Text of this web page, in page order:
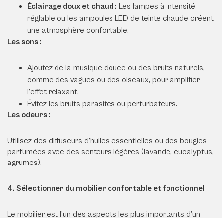
Éclairage doux et chaud : Les lampes à intensité
réglable ou les ampoules LED de teinte chaude créent
une atmosphère confortable.
Les sons :
Ajoutez de la musique douce ou des bruits naturels,
comme des vagues ou des oiseaux, pour amplifier
l’effet relaxant.
Évitez les bruits parasites ou perturbateurs.
Les odeurs :
Utilisez des diffuseurs d’huiles essentielles ou des bougies
parfumées avec des senteurs légères (lavande, eucalyptus,
agrumes).
4. Sélectionner du mobilier confortable et fonctionnel
Le mobilier est l’un des aspects les plus importants d’un